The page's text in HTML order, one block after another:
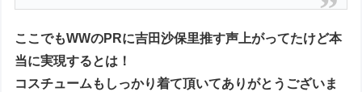
ここでもWWのPRに吉田沙保里推す声上がってたけど本
当に実現するとは！
コスチュームもしっかり着て頂いてありがとうございま